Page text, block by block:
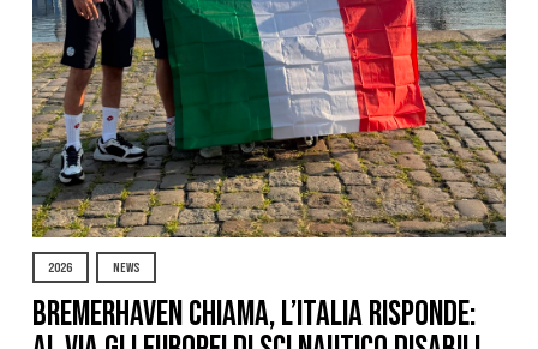
2026 NEWS
Bremerhaven chiama, l’Italia risponde: